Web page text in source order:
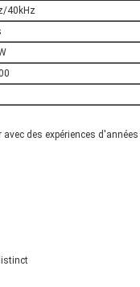
40kHz
des expériences